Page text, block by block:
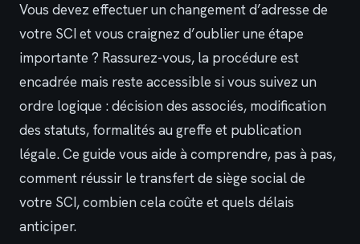
Vous devez effectuer un changement d’adresse de
votre SCI et vous craignez d’oublier une étape
importante ? Rassurez-vous, la procédure est
encadrée mais reste accessible si vous suivez un
ordre logique : décision des associés, modification
des statuts, formalités au greffe et publication
légale. Ce guide vous aide à comprendre, pas à pas,
comment réussir le transfert de siège social de
votre SCI, combien cela coûte et quels délais
anticiper.